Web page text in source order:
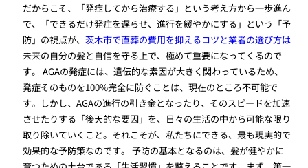
だからこそ、「発症してから治療する」という考え方から一歩進ん
で、「できるだけ発症を遅らせ、進行を緩やかにする」という「予
防」の視点が、茨木市で直葬の費用を抑えるコツと業者の選び方は
未来の自分の髪と自信を守る上で、極めて重要になってくるので
す。 AGAの発症には、遺伝的な素因が大きく関わっているため、
発症そのものを100%完全に防ぐことは、現在のところ不可能で
す。しかし、AGAの進行の引き金となったり、そのスピードを加速
させたりする「後天的な要因」を、日々の生活の中から可能な限り
取り除いていくこと。それこそが、私たちにできる、最も現実的で
効果的な予防策なのです。 予防の基本となるのは、髪が健やかに